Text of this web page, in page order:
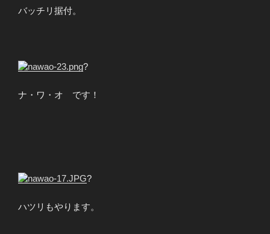
バッチリ据付。
?
ナ・ワ・オ です！
?
ハツリもやります。